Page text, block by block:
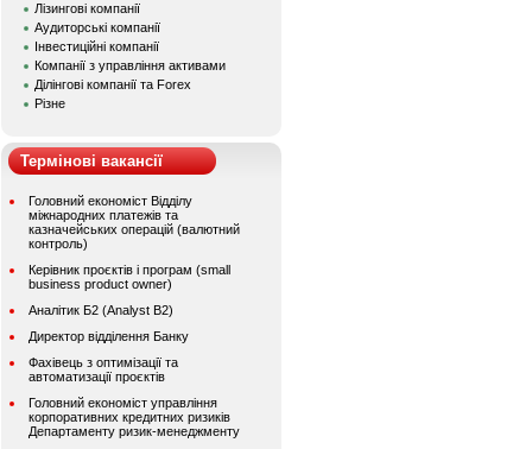
Лізингові компанії
Аудиторські компанії
Інвестиційні компанії
Компанії з управління активами
Ділінгові компанії та Forex
Різне
Термінові вакансії
Головний економіст Відділу
міжнародних платежів та
казначейських операцій (валютний
контроль)
Керівник проєктів і програм (small
business product owner)
Аналітик Б2 (Analyst B2)
Директор відділення Банку
Фахівець з оптимізації та
автоматизації проєктів
Головний економіст управління
корпоративних кредитних ризиків
Департаменту ризик-менеджменту